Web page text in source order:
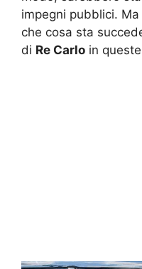
impegni pubblici.
che cosa sta
di Re Carlo in